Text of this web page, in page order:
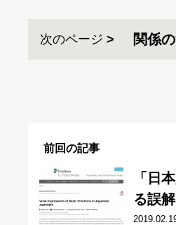
次のページ 関係
前回の記事
「日
る誤